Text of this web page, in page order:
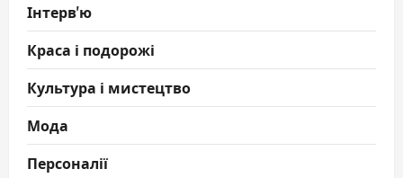
Інтерв'ю
Краса і подорожі
Культура і мистецтво
Мода
Персоналії